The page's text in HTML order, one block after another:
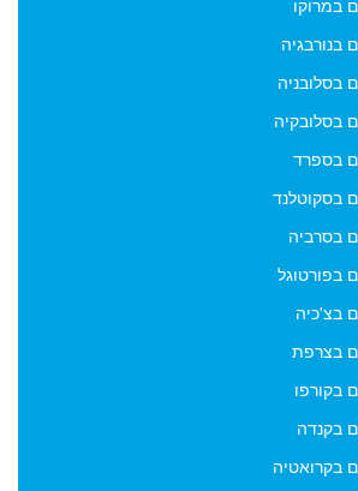
לבצע בכל עת באופן אוטומטי באמצעות
על ידי viptraveler.co.il וכן על ידי שימוש עצמאי במודול
בעמודה השמאלית של עמוד ארכיון דיוור.
במרוקו
בנורבגיה
בסלובניה
בסלובקיה
בספרד
בסקוטלנד
בסרביה
בפורטוגל
בצ'כיה
בצרפת
בקורפו
בקנדה
בקרואטיה